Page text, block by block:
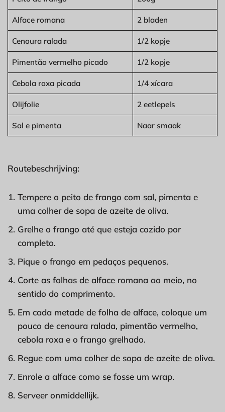
Alface romana 2 bladen
Cenoura ralada 1/2 kopje
Pimentão vermelho picado 1/2 kopje
Cebola roxa picada 1/4 xícara
Olijfolie 2 eetlepels
Sal e pimenta Naar smaak
Routebeschrijving:
Tempere o peito de frango com sal, pimenta e
uma colher de sopa de azeite de oliva.
Grelhe o frango até que esteja cozido por
completo.
Pique o frango em pedaços pequenos.
Corte as folhas de alface romana ao meio, no
sentido do comprimento.
Em cada metade de folha de alface, coloque um
pouco de cenoura ralada, pimentão vermelho,
cebola roxa e o frango grelhado.
Regue com uma colher de sopa de azeite de oliva.
Enrole a alface como se fosse um wrap.
Serveer onmiddellijk.